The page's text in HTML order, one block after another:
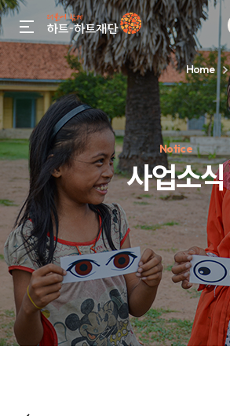
gnb menu open
인기 키워드
#정기후원#하트플레이스#캠페인#
Home
Notice
사업소식
사업소식